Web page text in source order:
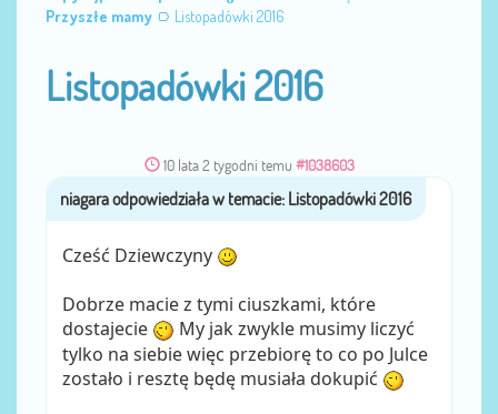
Przyszłe mamy
Listopadówki 2016
Listopadówki 2016
10 lata 2 tygodni temu #1038603
przezniagara
Cześć Dziewczyny
Dobrze macie z tymi ciuszkami, które
dostajecie
My jak zwykle musimy liczyć
tylko na siebie więc przebiorę to co po Julce
zostało i resztę będę musiała dokupić